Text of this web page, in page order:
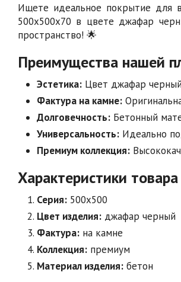
Ищете идеальное покрытие для
500х500х70 в цвете джафар
пространство! 🌟
Преимущества нашей
Эстетика: Цвет джафар
Фактура на камне:
Долговечность: Бетонный
Универсальность: Идеально
Премиум коллекция:
Характеристики товара
Серия: 500х500
Цвет изделия: джафар черный
Фактура: на камне
Коллекция: премиум
Материал изделия: бетон